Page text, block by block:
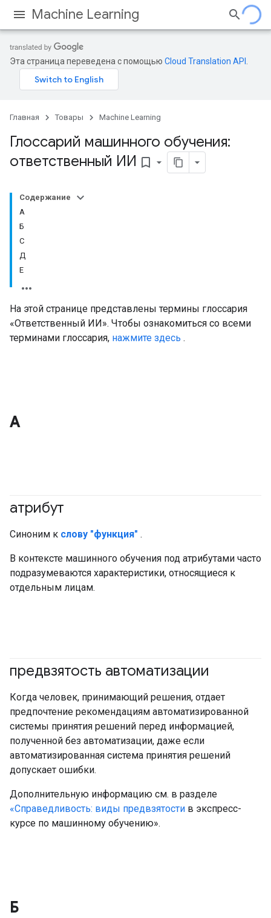
Machine Learning
Эта страница переведена с помощью Cloud Translation API
Главная Товары Machine Learning
Глоссарий машинного обучения:
ответственный ИИ bookmark_border
Содержание
А
Б
С
Д
Е
На этой странице представлены термины глоссария
«Ответственный ИИ». Чтобы ознакомиться со всеми
терминами глоссария, нажмите здесь .
А
атрибут
Синоним к слову "функция" .
В контексте машинного обучения под атрибутами часто
подразумеваются характеристики, относящиеся к
отдельным лицам.
предвзятость автоматизации
Когда человек, принимающий решения, отдает
предпочтение рекомендациям автоматизированной
системы принятия решений перед информацией,
полученной без автоматизации, даже если
автоматизированная система принятия решений
допускает ошибки.
Дополнительную информацию см. в разделе
«Справедливость: виды предвзятости в экспресс-
курсе по машинному обучению».
Б